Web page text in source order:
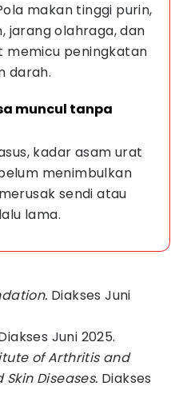
makan tinggi purin,
jarang olahraga, dan
memicu peningkatan
darah.
muncul tanpa
kadar asam urat
menimbulkan
sendi atau
lama.
Diakses Juni
Juni 2025.
of Arthritis and
Diseases. Diakses